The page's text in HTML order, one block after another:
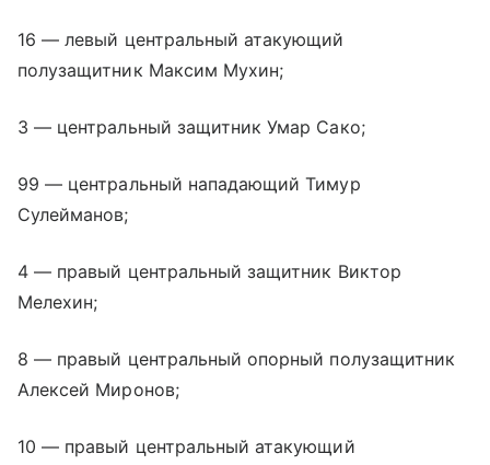
16 — левый центральный атакующий
полузащитник Максим Мухин;
3 — центральный защитник Умар Сако;
99 — центральный нападающий Тимур
Сулейманов;
4 — правый центральный защитник Виктор
Мелехин;
8 — правый центральный опорный полузащитник
Алексей Миронов;
10 — правый центральный атакующий